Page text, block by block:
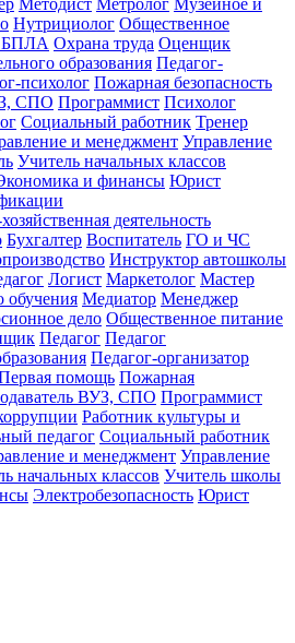
Методист Метролог Музейное и
Нутрициолог Общественное
БПЛА Охрана труда Оценщик
образования Педагог-
психолог Пожарная безопасность
СПО Программист Психолог
Социальный работник Тренер
и менеджмент Управление
Учитель начальных классов
и финансы Юрист
деятельность
Бухгалтер Воспитатель ГО и ЧС
Инструктор автошколы
Логист Маркетолог Мастер
обучения Медиатор Менеджер
дело Общественное питание
Педагог Педагог
Педагог-организатор
помощь Пожарная
ВУЗ, СПО Программист
Работник культуры и
педагог Социальный работник
и менеджмент Управление
начальных классов Учитель школы
Электробезопасность Юрист